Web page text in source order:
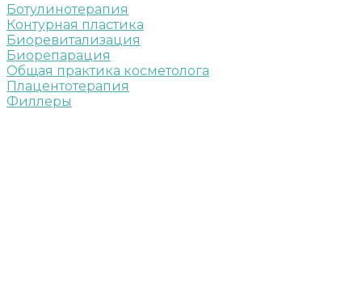
Ботулинотерапия
Контурная пластика
Биоревитализация
Биорепарация
Общая практика косметолога
Плацентотерапия
Филлеры